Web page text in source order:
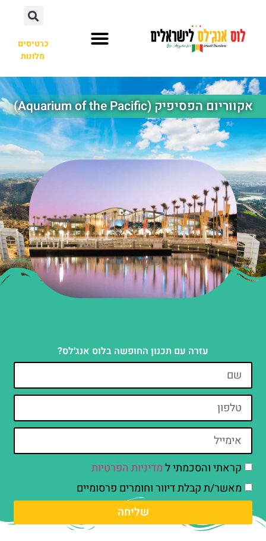
כרטיסים
מלונות
אקווריום הפסיפיק (Aquarium of the Pacific)
עזרה עם תכנון החופשה בלוס אנג׳לס?
קראתי והסכמתי למדיניות הפרטיות
מאשר/ת קבלת דיוור וחומרים פרסומיים
שליחה